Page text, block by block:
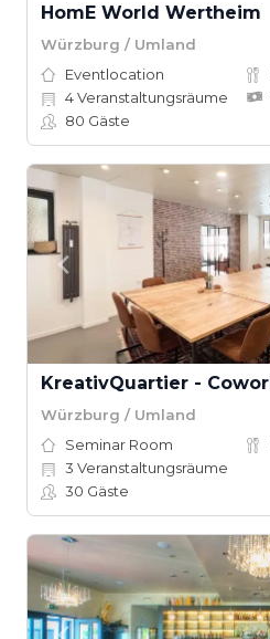
HomE World Wertheim
Würzburg / Umland
Eventlocation
4Veranstaltungsräume
80 Gäste
Würzburg / Umland
Seminar Room
3 Veranstaltungsräume
30 Gäste